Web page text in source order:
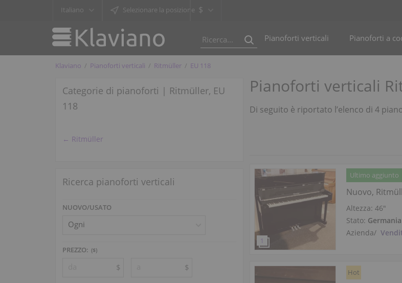
Italiano Selezionare la posizione $
Pianoforti verticali Pianoforti a
Klaviano Pianoforti verticali Ritmüller EU 118
Categorie di pianoforti | Ritmüller, EU
118
← Ritmüller
Ricerca pianoforti verticali
NUOVO/USATO
PREZZO: ($)
$ $
Pianoforti verticali
Di seguito è riportato l’elenco di 4
Ultimo aggiunto
Nuovo,
Altezza:46″
Stato: Germania
Azienda/
Hot